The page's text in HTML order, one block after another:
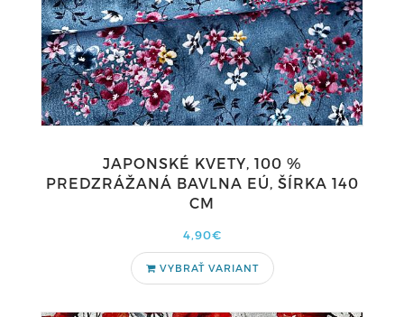
JAPONSKÉ KVETY, 100 %
PREDZRÁŽANÁ BAVLNA EÚ, ŠÍRKA 140
CM
4,90€
VYBRAŤ VARIANT